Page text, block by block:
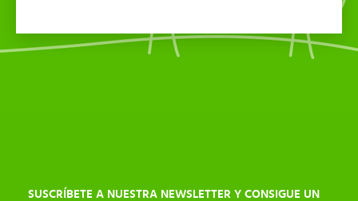
SUSCRÍBETE A NUESTRA NEWSLETTER Y CONSIGUE UN